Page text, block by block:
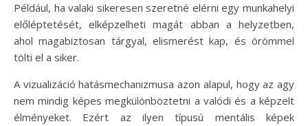
Például, ha valaki sikeresen szeretné elérni egy munkahelyi
előléptetését, elképzelheti magát abban a helyzetben,
ahol magabiztosan tárgyal, elismerést kap, és örömmel
tölti el a siker.
A vizualizáció hatásmechanizmusa azon alapul, hogy az agy
nem mindig képes megkülönböztetni a valódi és a képzelt
élményeket. Ezért az ilyen típusú mentális képek